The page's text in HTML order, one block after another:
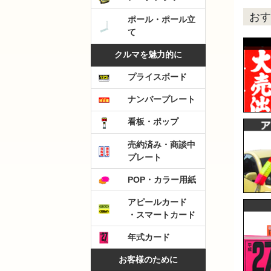
ポール・ポール立
て
クルマを魅力的に
プライスボード
ナンバープレート
看板・ポップ
売約済み・商談中
プレート
POP・カラー用紙
アピールカード
・スマートカード
年式カード
お客様のために
お